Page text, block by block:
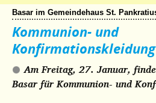
Basar im Gemeindehaus St.
Kommunion- und
Konfirmationskleidung
Am Freitag, 27. Januar,
Basar für Kommunion- und